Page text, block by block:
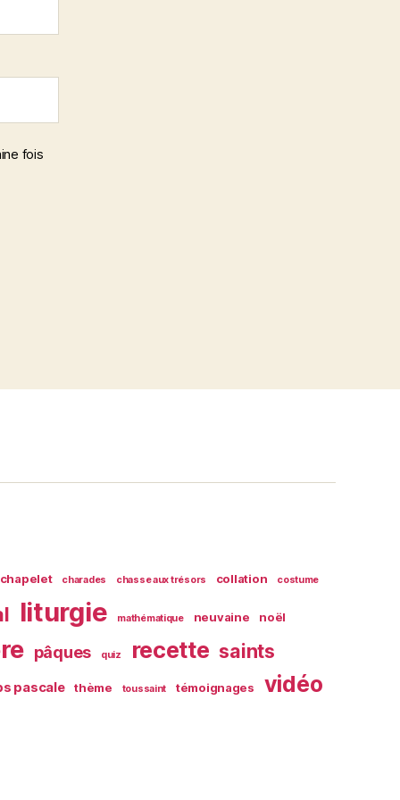
fois
chapelet charades chasse aux trésors collation costume
liturgie mathématique neuvaine noël
pâques quiz recette saints
pascale thème toussaint témoignages vidéo